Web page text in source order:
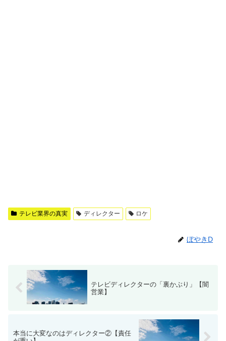
テレビ業界の真実 ディレクター ロケ
ぼやきD
テレビディレクターの「裏かぶり」【闇
営業】
本当に大変なのはディレクター②【責任